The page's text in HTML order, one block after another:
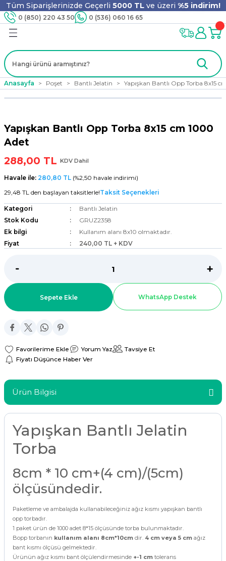
Tüm Siparişlerinizde Geçerli 5000 TLve üzeri %5 indirim!
0 (850) 220 43 50 0 (536) 060 16 65
Geri Dön
Geri Dön
Ürünleri
Geri Dön
Geri Dön
Tahta Karıştırıcı
Geri Dön
Kapları
Geri Dön
Geri Dön
Geri Dön
Anasayfa Poşet Bantlı Jelatin Yapışkan Bantlı Opp Torba 8x15
Yapışkan Bantlı Opp Torba 8x15 cm 1000
Adet
288,00 TL KDV Dahil
Havale ile: 280,80 TL (%2,50 havale indirimi)
29,48 TL den başlayan taksitlerle!Taksit Seçenekleri
Kategori
Bantlı Jelatin
Stok Kodu
GRUZ2358
Ek bilgi
Kullanım alanı 8x10 olmaktadır.
Fiyat
240,00 TL + KDV
Sepete Ekle WhatsApp Destek
Yorum Yaz
Tavsiye Et
Fiyatı Düşünce Haber Ver
Ürün Bilgisi
Yapışkan Bantlı Jelatin
Torba
8cm * 10 cm+(4 cm)/(5cm)
ölçüsündedir.
Paketleme ve ambalajda kullanabileceğiniz ağız kısmı yapışkan bantlı
opp torbadır.
1 paket ürün de 1000 adet 8*15 ölçüsünde torba bulunmaktadır.
Bopp torbanın kullanım alanı 8cm*10cm dir. 4 cm veya 5 cm ağız
bant kısmı ölçüsü gelmektedir.
Ürünün ağız kısmı bant ölçülendirmesinde +-1 cm tolerans